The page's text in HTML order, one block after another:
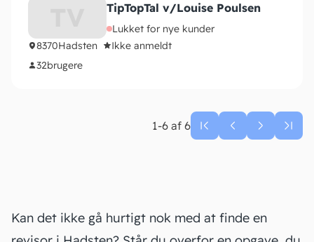
TipTopTal v/Louise Poulsen
Lukket for nye kunder
8370Hadsten
Ikke anmeldt
32brugere
1-6 af 6
Kan det ikke gå hurtigt nok med at finde en